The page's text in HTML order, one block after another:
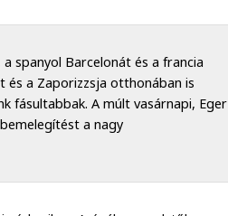
spanyol Barcelonát és a francia
és a Zaporizzsja otthonában is
fásultabbak. A múlt vasárnapi, Eger
a nagy